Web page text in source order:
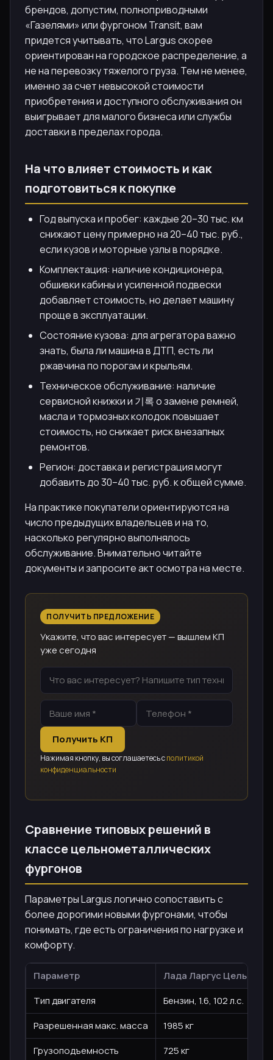
брендов, допустим, полноприводными
«Газелями» или фургоном Transit, вам
придется учитывать, что Largus скорее
ориентирован на городское распределение, а
не на перевозку тяжелого груза. Тем не менее,
именно за счет невысокой стоимости
приобретения и доступного обслуживания он
выигрывает для малого бизнеса или службы
доставки в пределах города.
На что влияет стоимость и как
подготовиться к покупке
Год выпуска и пробег: каждые 20–30 тыс. км
снижают цену примерно на 20–40 тыс. руб.,
если кузов и моторные узлы в порядке.
Комплектация: наличие кондиционера,
обшивки кабины и усиленной подвески
добавляет стоимость, но делает машину
проще в эксплуатации.
Состояние кузова: для агрегатора важно
знать, была ли машина в ДТП, есть ли
ржавчина по порогам и крыльям.
Техническое обслуживание: наличие
сервисной книжки и 기록 о замене ремней,
масла и тормозных колодок повышает
стоимость, но снижает риск внезапных
ремонтов.
Регион: доставка и регистрация могут
добавить до 30–40 тыс. руб. к общей сумме.
На практике покупатели ориентируются на
число предыдущих владельцев и на то,
насколько регулярно выполнялось
обслуживание. Внимательно читайте
документы и запросите акт осмотра на месте.
ПОЛУЧИТЬ ПРЕДЛОЖЕНИЕ
Укажите, что вас интересует — вышлем КП
уже сегодня
Получить КП
Нажимая кнопку, вы соглашаетесь сполитикой
конфиденциальности
Сравнение типовых решений в
классе цельнометаллических
фургонов
Параметры Largus логично сопоставить с
более дорогими новыми фургонами, чтобы
понимать, где есть ограничения по нагрузке и
комфорту.
Параметр
Лада Ларгус
Тип двигателя
Бензин, 1.6, 102 л.с.
Разрешенная макс. масса
1985 кг
Грузоподъемность
725 кг